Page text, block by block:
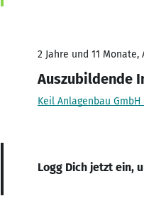
2 Jahre und 11 Monate,
Auszubildende
Keil Anlagenbau GmbH
Logg Dich jetzt ein,